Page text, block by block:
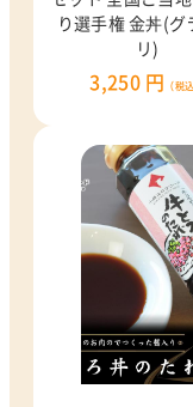
り選手権 金丼(グ
リ)
3,250 円 （税込